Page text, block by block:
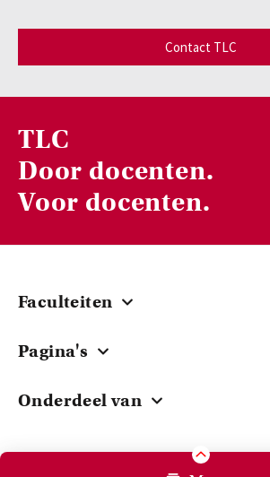
Contact TLC
TLC
Door docenten.
Voor docenten.
Faculteiten
ACTA
Pagina's
Onderwijsbeurzen
Onderdeel van